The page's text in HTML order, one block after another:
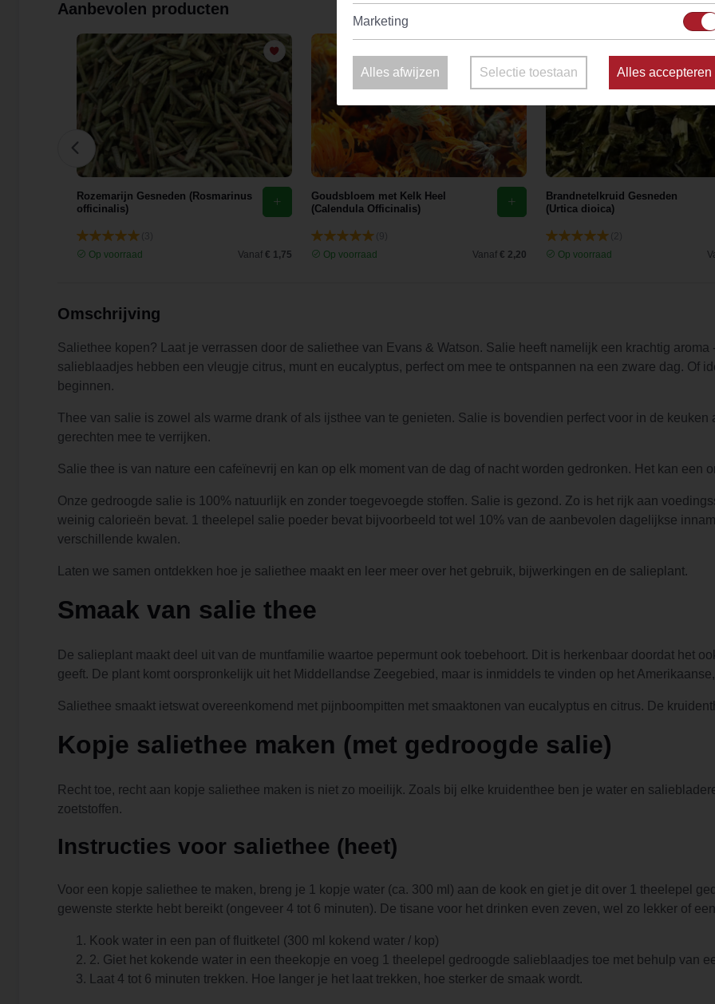
Aanbevolen producten
Rozemarijn Gesneden (Rosmarinus
officinalis)
Op voorraad
Vanaf € 1,75
Goudsbloem met Kelk Heel
(Calendula Officinalis)
Op voorraad
Vanaf € 2,20
Brandnetelkruid Gesneden
(Urtica dioica)
Op voorraad
Omschrijving
Saliethee kopen? Laat je verrassen door de saliethee van Evans & Watson. Salie heeft namelijk een krachtig
salieblaadjes hebben een vleugje citrus, munt en eucalyptus, perfect om mee te ontspannen na een zware dag. Of
beginnen.
Thee van salie is zowel als warme drank of als ijsthee van te genieten. Salie is bovendien perfect voor in de
gerechten mee te verrijken.
Salie thee is van nature een cafeïnevrij en kan op elk moment van de dag of nacht worden gedronken. Het kan een
Onze gedroogde salie is 100% natuurlijk en zonder toegevoegde stoffen. Salie is gezond. Zo is het rijk aan
weinig calorieën bevat. 1 theelepel salie poeder bevat bijvoorbeeld tot wel 10% van de aanbevolen dagelijkse
verschillende kwalen.
Laten we samen ontdekken hoe je saliethee maakt en leer meer over het gebruik, bijwerkingen en de salieplant.
Smaak van salie thee
De salieplant maakt deel uit van de muntfamilie waartoe pepermunt ook toebehoort. Dit is herkenbaar doordat het
geeft. De plant komt oorspronkelijk uit het Middellandse Zeegebied, maar is inmiddels te vinden op het
Saliethee smaakt ietswat overeenkomend met pijnboompitten met smaaktonen van eucalyptus en citrus. De
Kopje saliethee maken (met gedroogde salie)
Recht toe, recht aan kopje saliethee maken is niet zo moeilijk. Zoals bij elke kruidenthee ben je water en
zoetstoffen.
Instructies voor saliethee (heet)
Voor een kopje saliethee te maken, breng je 1 kopje water (ca. 300 ml) aan de kook en giet je dit over 1 theelepel
gewenste sterkte hebt bereikt (ongeveer 4 tot 6 minuten). De tisane voor het drinken even zeven, wel zo lekker of
Kook water in een pan of fluitketel (300 ml kokend water / kop)
2. Giet het kokende water in een theekopje en voeg 1 theelepel gedroogde salieblaadjes toe met behulp van
Laat 4 tot 6 minuten trekken. Hoe langer je het laat trekken, hoe sterker de smaak wordt.
Marketing
Alles afwijzen Selectie toestaan Alles accepteren